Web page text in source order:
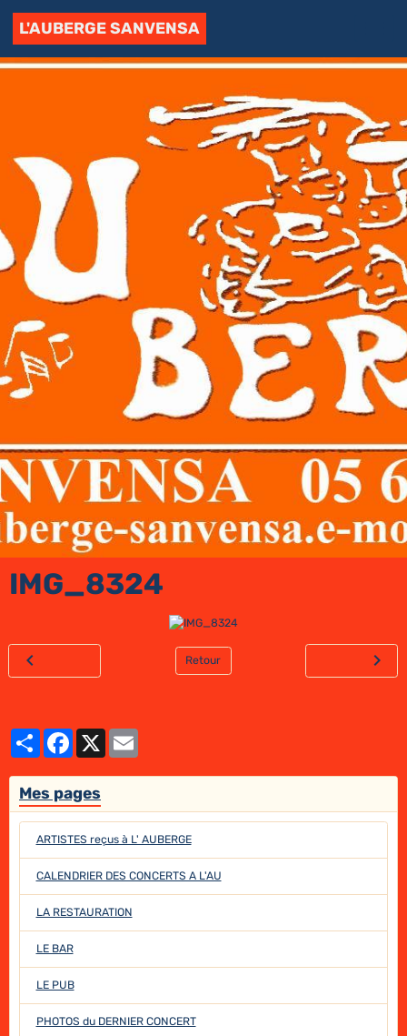
L'AUBERGE SANVENSA
IMG_8324
Retour
PartagerFacebook
X
Mes pages
ARTISTES reçus à L' AUBERGE
CALENDRIER DES CONCERTS A L'AU
LA RESTAURATION
LE BAR
LE PUB
PHOTOS du DERNIER CONCERT